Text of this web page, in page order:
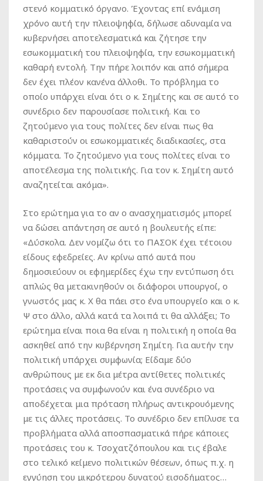
στενό κομματικό όργανο. Έχοντας επί ενάμιση
χρόνο αυτή την πλειοψηφία, δήλωσε αδυναμία να
κυβερνήσει αποτελεσματικά και ζήτησε την
εσωκομματική του πλειοψηφία, την εσωκομματική
καθαρή εντολή. Την πήρε λοιπόν και από σήμερα
δεν έχει πλέον κανένα άλλοθι. Το πρόβλημα το
οποίο υπάρχει είναι ότι ο κ. Σημίτης και σε αυτό το
συνέδριο δεν παρουσίασε πολιτική. Και το
ζητούμενο για τους πολίτες δεν είναι πως θα
καθαριστούν οι εσωκομματικές διαδικασίες, στα
κόμματα. Το ζητούμενο για τους πολίτες είναι το
αποτέλεσμα της πολιτικής. Για τον κ. Σημίτη αυτό
αναζητείται ακόμα».
Στο ερώτημα για το αν ο ανασχηματισμός μπορεί
να δώσει απάντηση σε αυτό η βουλευτής είπε:
«Δύσκολα. Δεν νομίζω ότι το ΠΑΣΟΚ έχει τέτοιου
είδους εφεδρείες. Αν κρίνω από αυτά που
δημοσιεύουν οι εφημερίδες έχω την εντύπωση ότι
απλώς θα μετακινηθούν οι διάφοροι υπουργοί, ο
γνωστός μας κ. Χ θα πάει στο ένα υπουργείο και ο κ.
Ψ στο άλλο, αλλά κατά τα λοιπά τι θα αλλάξει; Το
ερώτημα είναι ποια θα είναι η πολιτική η οποία θα
ασκηθεί από την κυβέρνηση Σημίτη. Για αυτήν την
πολιτική υπάρχει συμφωνία; Είδαμε δύο
ανθρώπους με εκ δια μέτρα αντίθετες πολιτικές
προτάσεις να συμφωνούν και ένα συνέδριο να
αποδέχεται μια πρόταση πλήρως αντικρουόμενης
με τις άλλες προτάσεις. Το συνέδριο δεν επίλυσε τα
προβλήματα αλλά αποσπασματικά πήρε κάποιες
προτάσεις του κ. Τσοχατζόπουλου και τις έβαλε
στο τελικό κείμενο πολιτικών θέσεων, όπως π.χ. η
εγγύηση του μικρότερου δυνατού εισοδήματος…